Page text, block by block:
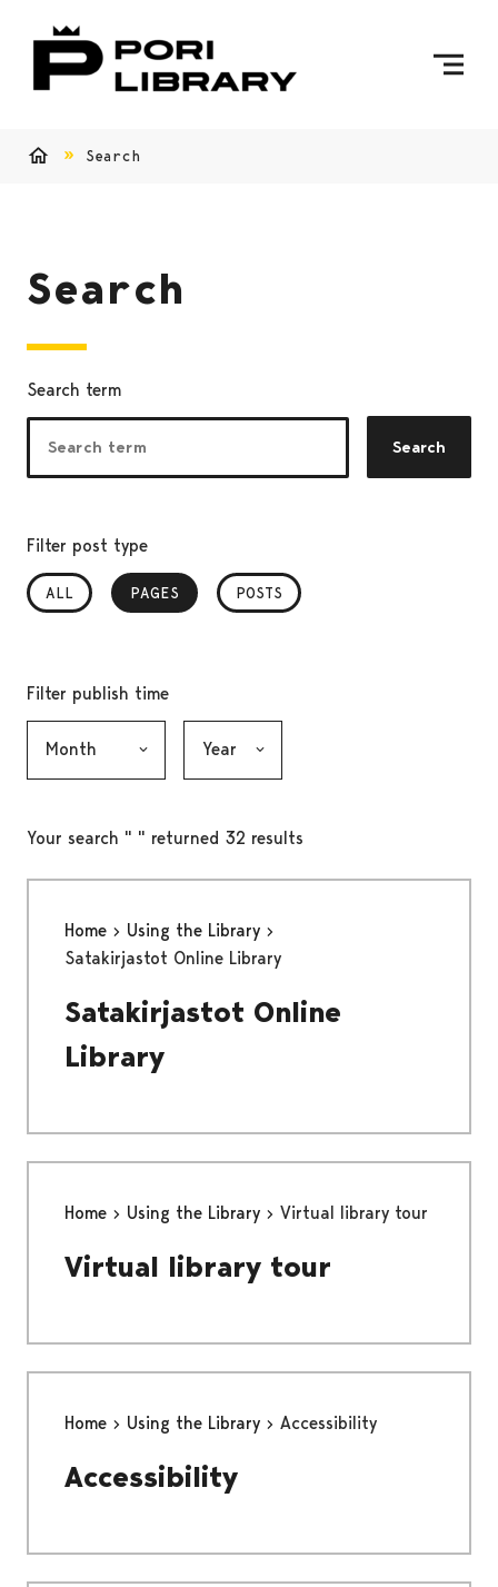
Search
Search
Search term
Search
Filter post type
ALL PAGES
, SELECTED POSTS
Filter publish time
Your search " " returned 32 results
Home
Using the Library
Satakirjastot Online Library
Satakirjastot Online
Library
Home Using the Library Virtual library tour
Virtual library tour
Home Using the Library Accessibility
Accessibility